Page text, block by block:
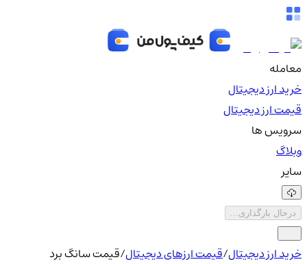
معامله
خرید ارز دیجیتال
قیمت ارز دیجیتال
سرویس ها
وبلاگ
سایر
درحال بارگذاری...
خرید ارز دیجیتال/قیمت ارزهای دیجیتال/قیمت سانگ برد